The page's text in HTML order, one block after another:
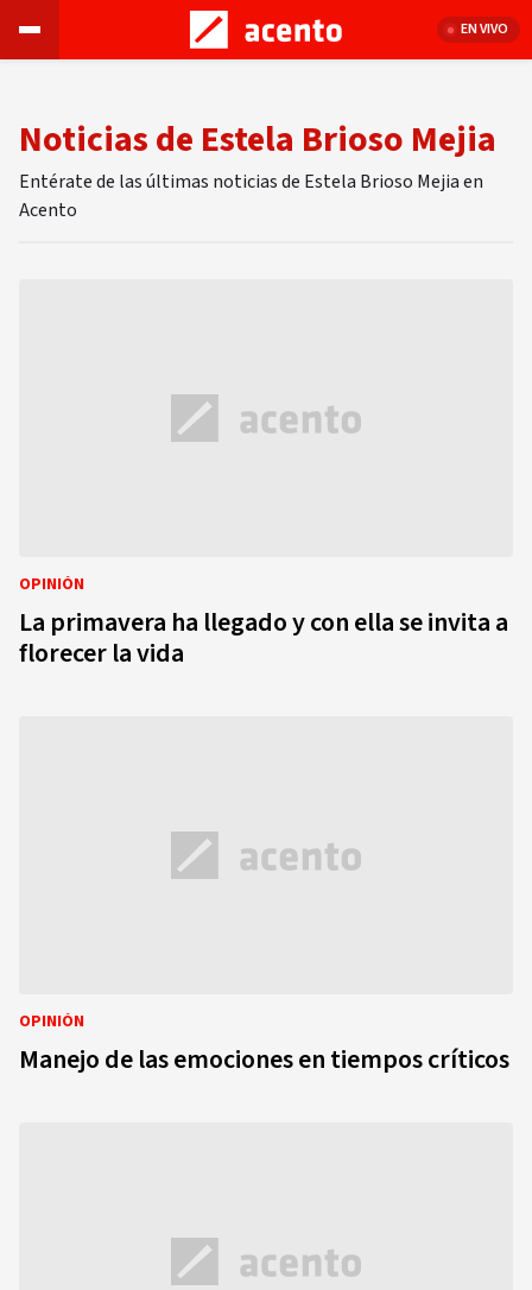
EN VIVO
Noticias de Estela Brioso Mejia
Entérate de las últimas noticias de Estela Brioso Mejia en
Acento
OPINIÓN
La primavera ha llegado y con ella se invita a
florecer la vida
OPINIÓN
Manejo de las emociones en tiempos críticos